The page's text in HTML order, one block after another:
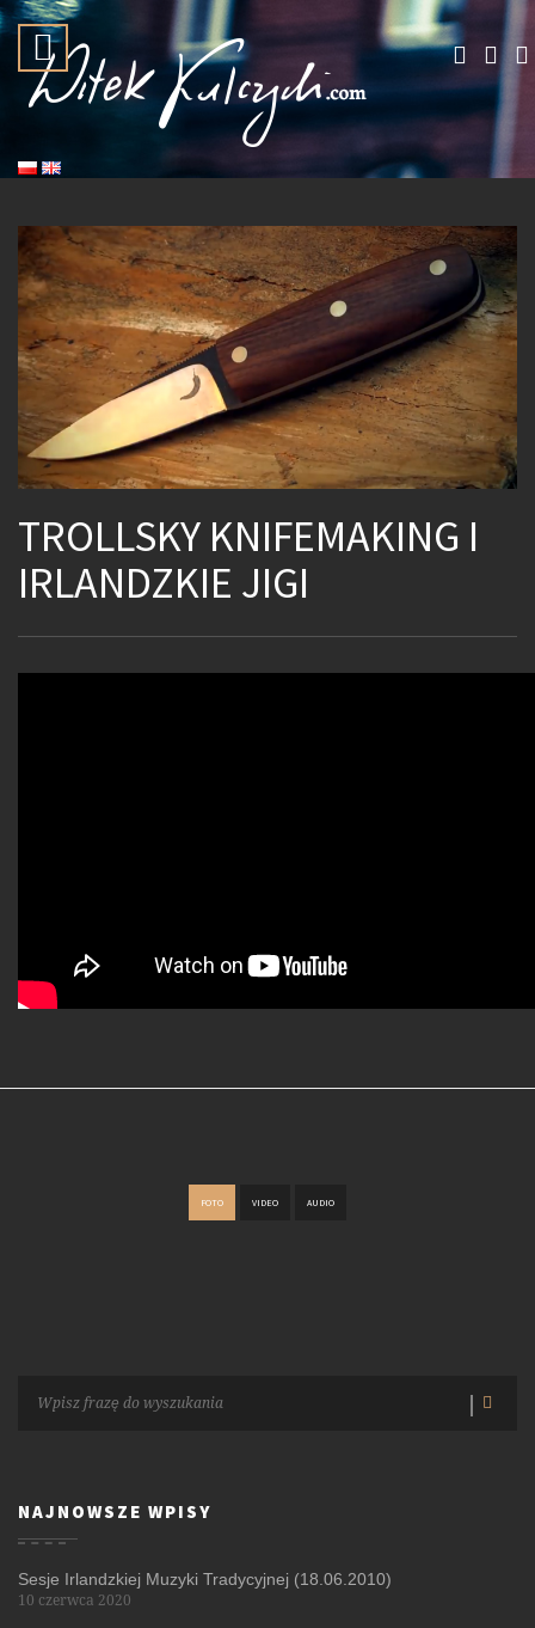
TROLLSKY KNIFEMAKING I
IRLANDZKIE JIGI
FOTO VIDEO AUDIO
NAJNOWSZE WPISY
Sesje Irlandzkiej Muzyki Tradycyjnej (18.06.2010)
10 czerwca 2020